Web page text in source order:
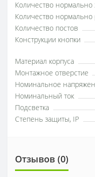
Количество нормально
Количество нормально
Количество постов
Конструкции кнопки
Материал корпуса
Монтажное отверстие
Номинальное
Номинальный ток
Подсветка
Степень защиты, IP
Отзывов (0)